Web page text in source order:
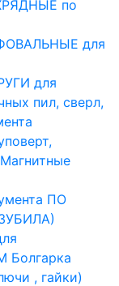
по
для
для
пил, сверл,
ПО
Болгарка
, гайки)